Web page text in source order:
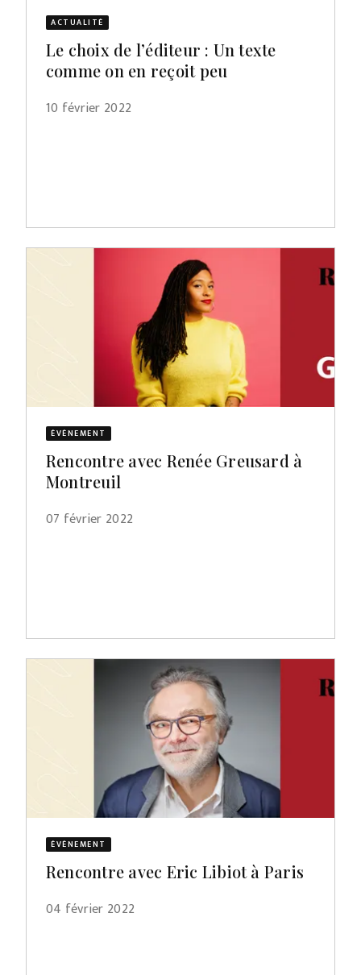
ACTUALITÉ
Le choix de l’éditeur : Un texte
comme on en reçoit peu
10 février 2022
ÉVÈNEMENT
Rencontre avec Renée Greusard à
Montreuil
07 février 2022
ÉVÈNEMENT
Rencontre avec Eric Libiot à Paris
04 février 2022